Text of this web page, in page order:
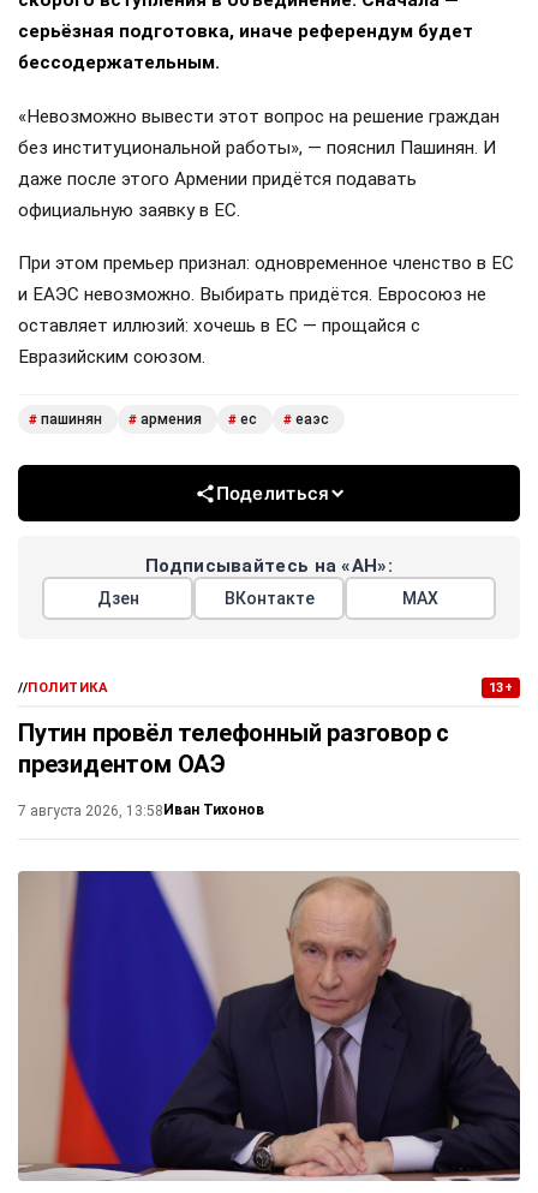
серьёзная подготовка, иначе референдум будет
бессодержательным.
«Невозможно вывести этот вопрос на решение граждан
без институциональной работы», — пояснил Пашинян. И
даже после этого Армении придётся подавать
официальную заявку в ЕС.
При этом премьер признал: одновременное членство в ЕС
и ЕАЭС невозможно. Выбирать придётся. Евросоюз не
оставляет иллюзий: хочешь в ЕС — прощайся с
Евразийским союзом.
# пашинян # армения # ес # еаэс
Поделиться
Подписывайтесь на «АН»:
Дзен ВКонтакте МАХ
//ПОЛИТИКА 13+
Путин провёл телефонный разговор с
президентом ОАЭ
7 августа 2026, 13:58 Иван Тихонов